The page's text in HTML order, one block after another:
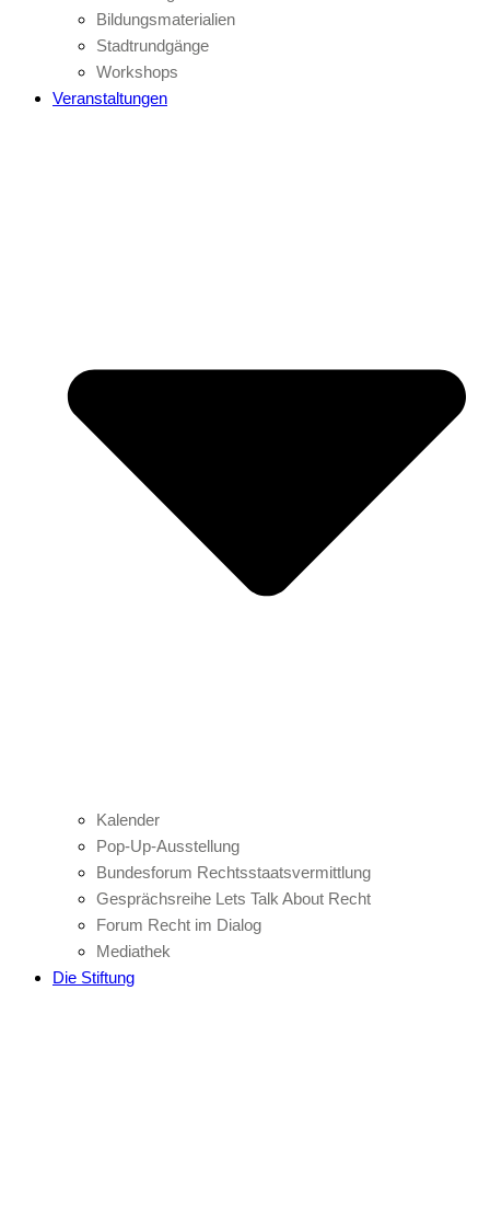
Bildungsmaterialien
Stadtrundgänge
Workshops
Veranstaltungen
Kalender
Pop-Up-Ausstellung
Bundesforum Rechtsstaatsvermittlung
Gesprächsreihe Lets Talk About Recht
Forum Recht im Dialog
Mediathek
Die Stiftung